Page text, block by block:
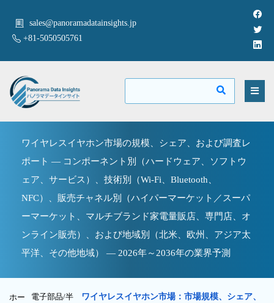
sales@panoramadatainsights.jp
+81-5050505761
ワイヤレスイヤホン市場の規模、シェア、および調査レ
ポート — コンポーネント別（ハードウェア、ソフトウ
ェア、サービス）、技術別（Wi-Fi、Bluetooth、
NFC）、販売チャネル別（ハイパーマーケット／スーパ
ーマーケット、マルチブランド家電量販店、専門店、オ
ンライン販売）、および地域別（北米、欧州、アジア太
平洋、その他地域） — 2026年～2036年の業界予測
ホー
電子部品/半
ワイヤレスイヤホン市場：市場規模、シェア、